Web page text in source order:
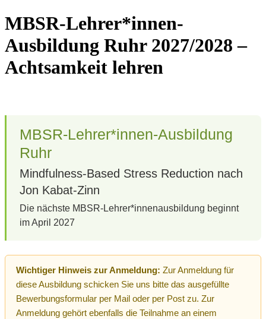
MBSR-Lehrer*innen-
Ausbildung Ruhr 2027/2028 –
Achtsamkeit lehren
MBSR-Lehrer*innen-Ausbildung
Ruhr
Mindfulness-Based Stress Reduction nach
Jon Kabat-Zinn
Die nächste MBSR-Lehrer*innenausbildung beginnt
im April 2027
Wichtiger Hinweis zur Anmeldung: Zur Anmeldung für
diese Ausbildung schicken Sie uns bitte das ausgefüllte
Bewerbungsformular per Mail oder per Post zu. Zur
Anmeldung gehört ebenfalls die Teilnahme an einem